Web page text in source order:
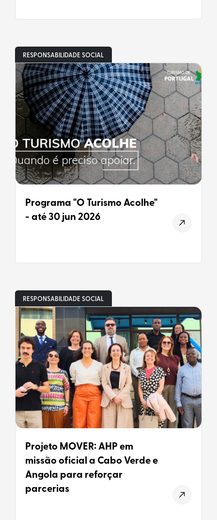
RESPONSABILIDADE SOCIAL
Programa "O Turismo Acolhe"
- até 30 jun 2026
RESPONSABILIDADE SOCIAL
Projeto MOVER: AHP em
missão oficial a Cabo Verde e
Angola para reforçar
parcerias